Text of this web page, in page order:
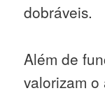
dobráveis.
Além de
valorizam o